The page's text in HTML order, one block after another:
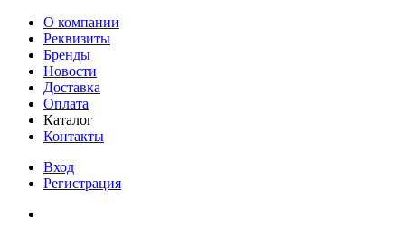
О компании
Реквизиты
Бренды
Новости
Доставка
Оплата
Каталог
Контакты
Вход
Регистрация